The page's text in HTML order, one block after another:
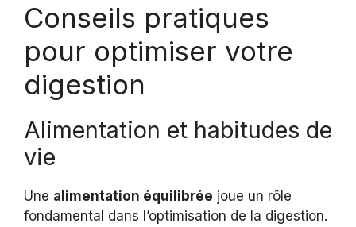
Conseils pratiques
pour optimiser votre
digestion
Alimentation et habitudes de
vie
Une alimentation équilibrée joue un rôle
fondamental dans l’optimisation de la digestion.